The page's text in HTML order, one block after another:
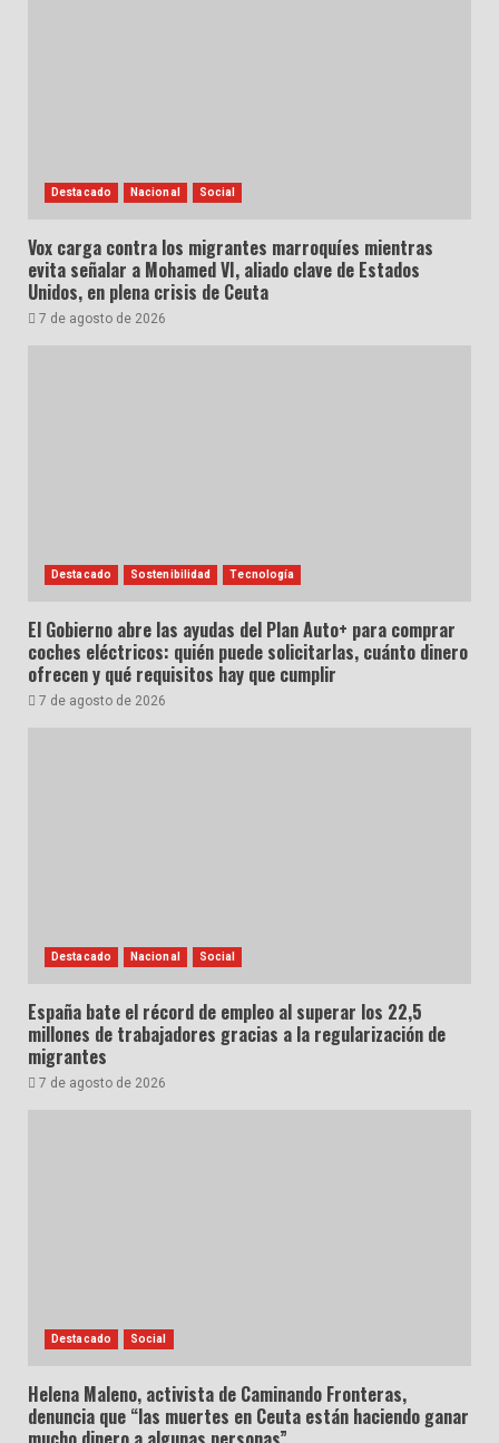
Destacado Nacional Social
Vox carga contra los migrantes marroquíes mientras
evita señalar a Mohamed VI, aliado clave de Estados
Unidos, en plena crisis de Ceuta
7 de agosto de 2026
Destacado Sostenibilidad Tecnología
El Gobierno abre las ayudas del Plan Auto+ para comprar
coches eléctricos: quién puede solicitarlas, cuánto dinero
ofrecen y qué requisitos hay que cumplir
7 de agosto de 2026
Destacado Nacional Social
España bate el récord de empleo al superar los 22,5
millones de trabajadores gracias a la regularización de
migrantes
7 de agosto de 2026
Destacado Social
Helena Maleno, activista de Caminando Fronteras,
denuncia que “las muertes en Ceuta están haciendo ganar